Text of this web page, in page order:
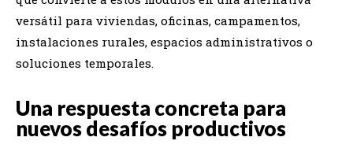
versátil para viviendas, oficinas, campamentos,
instalaciones rurales, espacios administrativos o
soluciones temporales.
Una respuesta concreta para
nuevos desafíos productivos